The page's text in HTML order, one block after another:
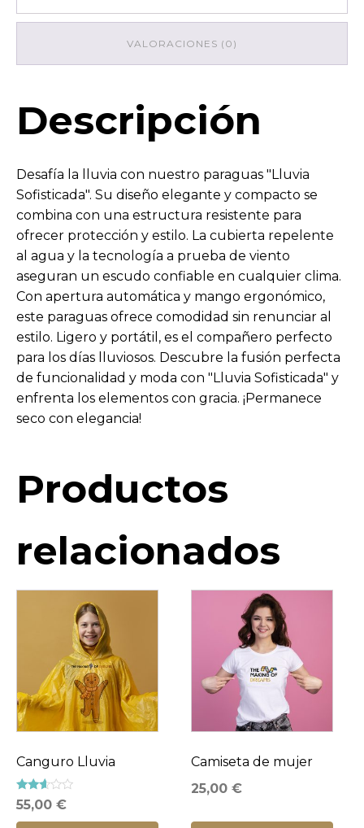
VALORACIONES (0)
Descripción
Desafía la lluvia con nuestro paraguas "Lluvia
Sofisticada". Su diseño elegante y compacto se
combina con una estructura resistente para
ofrecer protección y estilo. La cubierta repelente
al agua y la tecnología a prueba de viento
aseguran un escudo confiable en cualquier clima.
Con apertura automática y mango ergonómico,
este paraguas ofrece comodidad sin renunciar al
estilo. Ligero y portátil, es el compañero perfecto
para los días lluviosos. Descubre la fusión perfecta
de funcionalidad y moda con "Lluvia Sofisticada" y
enfrenta los elementos con gracia. ¡Permanece
seco con elegancia!
Productos
relacionados
Canguro Lluvia
Valorado
con
2.49
55,00 €
Camiseta de mujer
25,00€